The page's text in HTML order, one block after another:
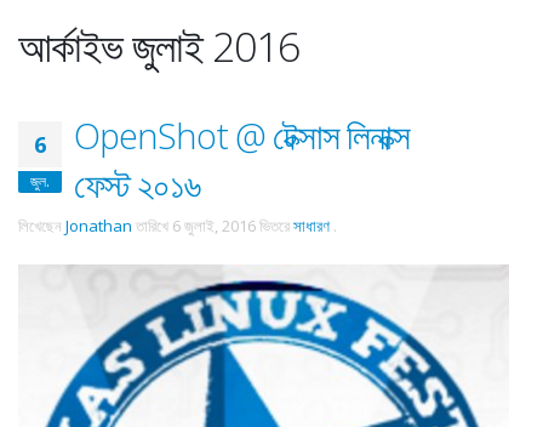
আর্কাইভ জুলাই 2016
6
জুল.
OpenShot @ টেক্সাস লিনাক্স
ফেস্ট ২০১৬
লিখেছেন Jonathan তারিখে 6 জুলাই, 2016ভিতরেসাধারণ .